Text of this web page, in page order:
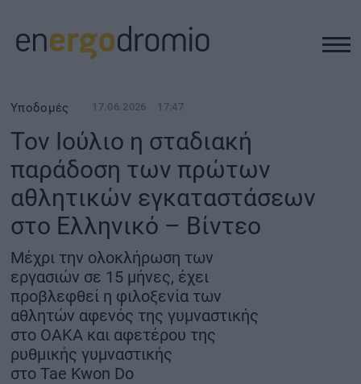
ΥΠΟΔΟΜΕΣ
REAL ESTATE
ΠΕΡΙΒΑΛΛΟΝ
ΕΝΕΡΓΕΙΑ
ΜΕΤΑΦΟΡΕΣ - ΗΛΕΚΤΡΟΚΙΝΗΣΗ
ΨΗΦΙΑΚΟΣ ΚΟΣΜΟΣ
Υποδομές 17.06.2026 17:47
Τον Ιούλιο η σταδιακή
παράδοση των πρώτων
αθλητικών εγκαταστάσεων
στο Ελληνικό – Βίντεο
Μέχρι την ολοκλήρωση των
εργασιών σε 15 μήνες, έχει
προβλεφθεί η φιλοξενία των
αθλητών αφενός της γυμναστικής
στο ΟΑΚΑ και αφετέρου της
ρυθμικής γυμναστικής
στο Tae Kwon Do